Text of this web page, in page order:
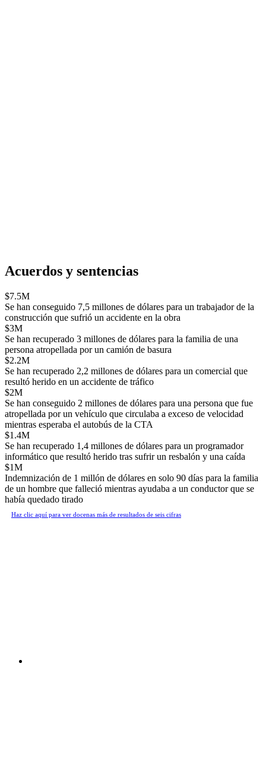
Acuerdos y sentencias
$7.5M
Se han conseguido 7,5 millones de dólares para un trabajador de la
construcción que sufrió un accidente en la obra
$3M
Se han recuperado 3 millones de dólares para la familia de una
persona atropellada por un camión de basura
$2.2M
Se han recuperado 2,2 millones de dólares para un comercial que
resultó herido en un accidente de tráfico
$2M
Se han conseguido 2 millones de dólares para una persona que fue
atropellada por un vehículo que circulaba a exceso de velocidad
mientras esperaba el autobús de la CTA
$1.4M
Se han recuperado 1,4 millones de dólares para un programador
informático que resultó herido tras sufrir un resbalón y una caída
$1M
Indemnización de 1 millón de dólares en solo 90 días para la familia
de un hombre que falleció mientras ayudaba a un conductor que se
había quedado tirado
Haz clic aquí para ver docenas más de resultados de seis cifras